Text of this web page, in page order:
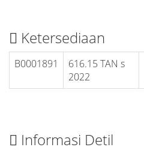
Ketersediaan
B0001891
616.15 TAN s
2022
Informasi Detil